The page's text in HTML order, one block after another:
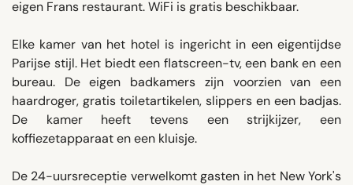
eigen Frans restaurant. WiFi is gratis beschikbaar.
Elke kamer van het hotel is ingericht in een eigentijdse
Parijse stijl. Het biedt een flatscreen-tv, een bank en een
bureau. De eigen badkamers zijn voorzien van een
haardroger, gratis toiletartikelen, slippers en een badjas.
De kamer heeft tevens een strijkijzer, een
koffiezetapparaat en een kluisje.
De 24-uursreceptie verwelkomt gasten in het New York's